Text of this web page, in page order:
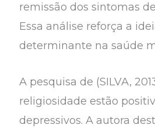
remissão dos sintomas
Essa análise reforça a
determinante na saúde
A pesquisa de (SILVA,
religiosidade estão
depressivos. A autora